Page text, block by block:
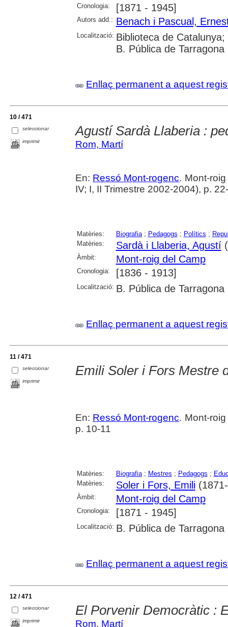
Cronologia: [1871 - 1945]
Autors add.: Benach i Pascual,
Localització: Biblioteca de
B. Pública de Tarragona
Enllaç permanent a aquest
10 / 471
seleccionar
imprimir
Agustí Sardà Llaberia :
Rom, Martí
En: Ressó Mont-rogenc. Mont-
IV; I, II Trimestre 2002-2004), p.
Matèries: Biografia; Pedagogs ; Polítics ;
Matèries:
Sardà i Llaberia, Agustí
Àmbit: Mont-roig del Camp
Cronologia: [1836 - 1913]
Localització: B. Pública de Tarragona
Enllaç permanent a aquest
11 / 471
seleccionar
imprimir
Emili Soler i Fors Mestre
En: Ressó Mont-rogenc. Mont-
p. 10-11
Matèries: Biografia; Mestres ; Pedagogs ;
Matèries:
Soler i Fors, Emili
Àmbit: Mont-roig del Camp
Cronologia: [1871 - 1945]
Localització: B. Pública de Tarragona
Enllaç permanent a aquest
12 / 471
seleccionar
imprimir
El Porvenir Democràtic :
Rom, Martí